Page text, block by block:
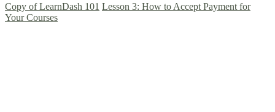
Copy of LearnDash 101 Lesson 3: How to Accept Payment for
Your Courses